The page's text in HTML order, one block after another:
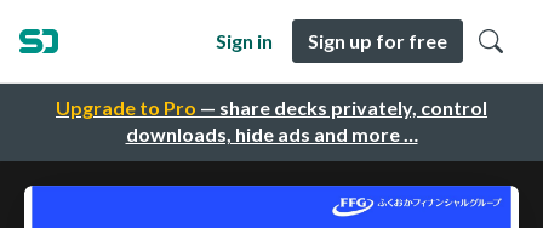
Upgrade to Pro — share decks privately, control
downloads, hide ads and more …
Sign in Sign up for free